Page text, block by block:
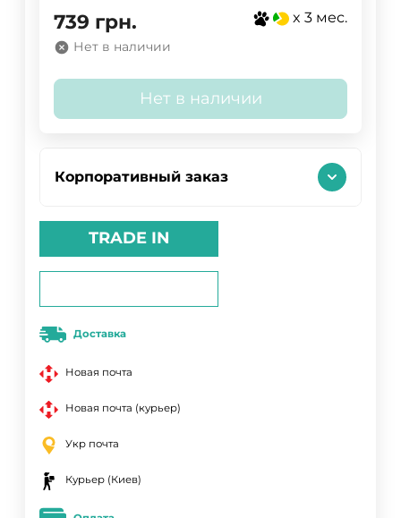
739 грн. x 3 мес.
Нет в наличии
Нет в наличии
Корпоративный заказ
TRADE IN
Доставка
Новая почта
Новая почта (курьер)
Укр почта
Курьер (Киев)